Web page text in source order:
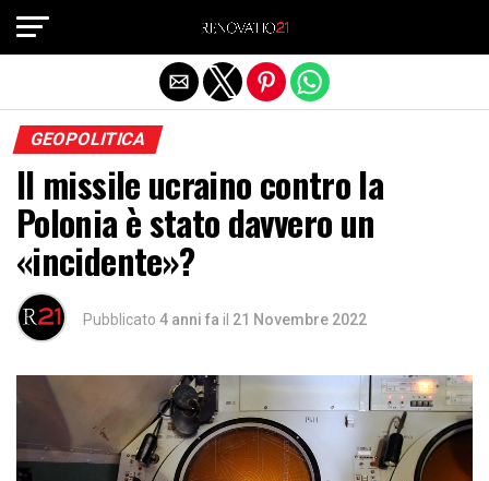
GEOPOLITICA
Il missile ucraino contro la
Polonia è stato davvero un
«incidente»?
Pubblicato 4 anni fa il 21 Novembre 2022
Exit mobile version